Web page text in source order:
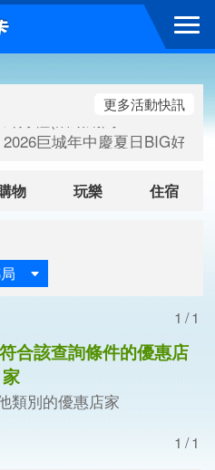
好禮(活動期間：115/08/07-
2波 刷卡郵好禮(活動期間：
好禮(活動期間：115/08/07-
巨城年中慶夏日BIG好刷(
更多活動快訊
物 玩樂 住宿
1/1
合該查詢條件的優惠店
家
類別的優惠店家
1/1